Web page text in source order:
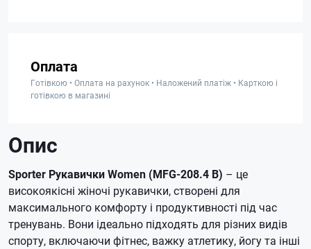
Оплата
Готівкою • Оплата на рахунок • Наложений платіж • Карткою і
готівкою в магазині
Опис
Sporter Рукавички Women (MFG-208.4 B) – це
високоякісні жіночі рукавички, створені для
максимального комфорту і продуктивності під час
тренувань. Вони ідеально підходять для різних видів
спорту, включаючи фітнес, важку атлетику, йогу та інші